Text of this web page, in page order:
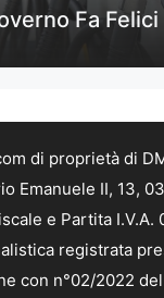
Fa
di proprietà di
Emanuele II, 13,
e Partita I.V.A.
registrata
con n°02/2022